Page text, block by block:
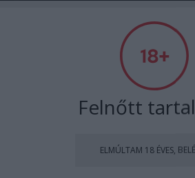
Felnőtt
ELMÚLTAM 18 ÉVES,
A világ legjobb viccei
kívánság